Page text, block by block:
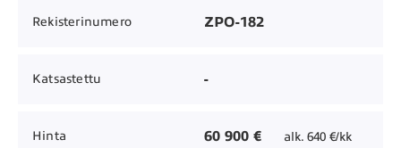
Rekisterinumero ZPO-182
Katsastettu -
Hinta 60 900 € alk. 640 €/kk